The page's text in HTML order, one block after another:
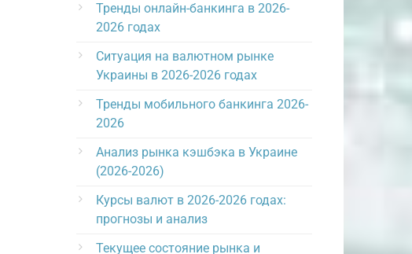
Тренды онлайн-банкинга в 2026-
2026 годах
Ситуация на валютном рынке
Украины в 2026-2026 годах
Тренды мобильного банкинга 2026-
2026
Анализ рынка кэшбэка в Украине
(2026-2026)
Курсы валют в 2026-2026 годах:
прогнозы и анализ
Текущее состояние рынка и